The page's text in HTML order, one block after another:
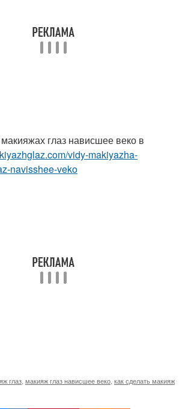
глаз нависшее веко в
vidy-makiyazha-
navisshee-veko
глаз макияж глаз нависшее веко как сделать макияж